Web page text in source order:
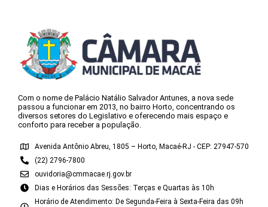
Com o nome de Palácio Natálio Salvador Antunes, a nova sede
passou a funcionar em 2013, no bairro Horto, concentrando os
diversos setores do Legislativo e oferecendo mais espaço e
conforto para receber a população.
Avenida Antônio Abreu, 1805 – Horto, Macaé-RJ - CEP: 27947-570
(22) 2796-7800
ouvidoria@cmmacae.rj.gov.br
Dias e Horários das Sessões: Terças e Quartas às 10h
Horário de Atendimento: De Segunda-Feira à Sexta-Feira das 09h